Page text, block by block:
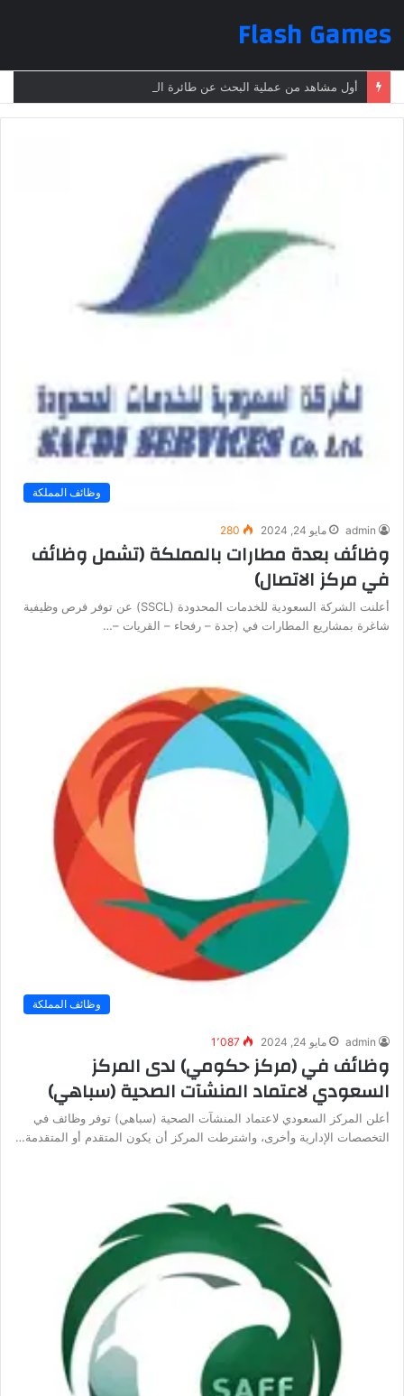
Flash Games
وظائف المملكة
admin مايو 24, 2024 280
وظائف بعدة مطارات بالمملكة (تشمل وظائف
في مركز الاتصال)
أعلنت الشركة السعودية للخدمات المحدودة (SSCL) عن توفر فرص وظيفية
شاغرة بمشاريع المطارات في (جدة – رفحاء – القريات –…
وظائف المملكة
admin مايو 24, 2024 1٬087
وظائف في (مركز حكومي) لدى المركز
السعودي لاعتماد المنشآت الصحية (سباهي)
أعلن المركز السعودي لاعتماد المنشآت الصحية (سباهي) توفر وظائف في
التخصصات الإدارية وأخرى، واشترطت المركز أن يكون المتقدم أو المتقدمة…